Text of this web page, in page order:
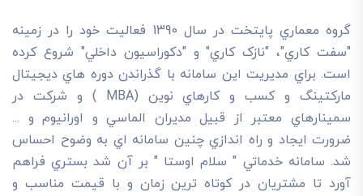
گروه معماري پايتخت در سال 1390 فعاليت خود را در زمينه
"سفت کاري"، "نازک کاري" و "دکوراسيون داخلي" شروع کرده
است. براي مديريت اين سامانه با گذراندن دوره هاي ديجيتال
مارکتينگ و کسب و کارهاي نوين (MBA ) و شرکت در
سمينارهاي معتبر از قبيل مديران الماسي و اورانيوم و ...
ضرورت ايجاد و راه اندازي چنين سامانه اي به وضوح احساس
شد. سامانه خدماتي " سلام اوستا " بر آن شد بستري فراهم
آورد تا مشتريان در کوتاه ترين زمان و با قيمت مناسب و